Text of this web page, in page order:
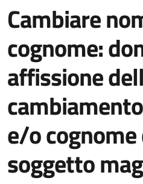
Cambiare
cognome:
affissione
e/o
soggetto